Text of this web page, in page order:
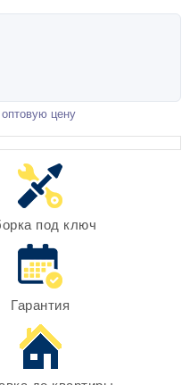
цену
под ключ
Гарантия